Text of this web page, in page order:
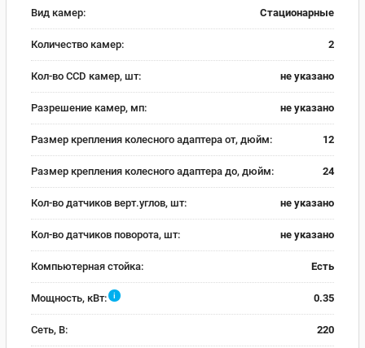
Вид камер: Стационарные
Количество камер: 2
Кол-во CCD камер, шт: не указано
Разрешение камер, мп: не указано
Размер крепления колесного адаптера от, дюйм: 12
Размер крепления колесного адаптера до, дюйм: 24
Кол-во датчиков верт.углов, шт: не указано
Кол-во датчиков поворота, шт: не указано
Компьютерная стойка: Есть
Мощность, кВт: i 0.35
Сеть, В: 220